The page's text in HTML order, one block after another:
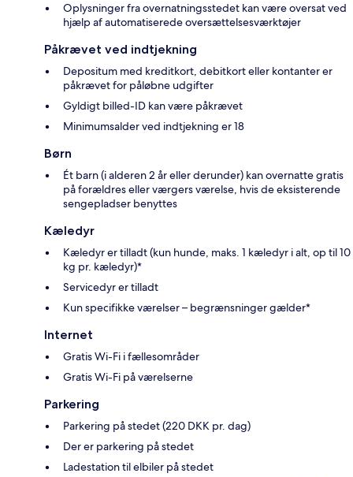
Oplysninger fra overnatningsstedet kan være oversat ved
hjælp af automatiserede oversættelsesværktøjer
Påkrævet ved indtjekning
Depositum med kreditkort, debitkort eller kontanter er
påkrævet for påløbne udgifter
Gyldigt billed-ID kan være påkrævet
Minimumsalder ved indtjekning er 18
Børn
Ét barn (i alderen 2 år eller derunder) kan overnatte gratis
på forældres eller værgers værelse, hvis de eksisterende
sengepladser benyttes
Kæledyr
Kæledyr er tilladt (kun hunde, maks. 1 kæledyr i alt, op til 10
kg pr. kæledyr)*
Servicedyr er tilladt
Kun specifikke værelser – begrænsninger gælder*
Internet
Gratis Wi-Fi i fællesområder
Gratis Wi-Fi på værelserne
Parkering
Parkering på stedet (220 DKK pr. dag)
Der er parkering på stedet
Ladestation til elbiler på stedet